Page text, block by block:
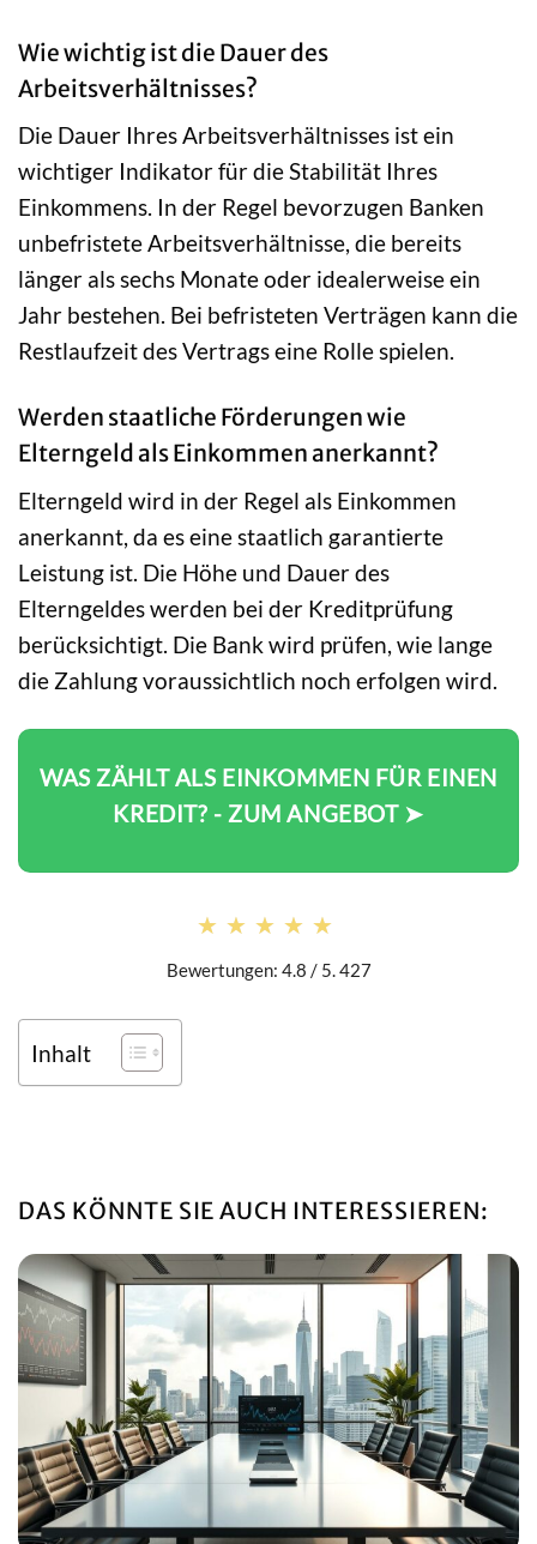
Wie wichtig ist die Dauer des
Arbeitsverhältnisses?
Die Dauer Ihres Arbeitsverhältnisses ist ein
wichtiger Indikator für die Stabilität Ihres
Einkommens. In der Regel bevorzugen Banken
unbefristete Arbeitsverhältnisse, die bereits
länger als sechs Monate oder idealerweise ein
Jahr bestehen. Bei befristeten Verträgen kann die
Restlaufzeit des Vertrags eine Rolle spielen.
Werden staatliche Förderungen wie
Elterngeld als Einkommen anerkannt?
Elterngeld wird in der Regel als Einkommen
anerkannt, da es eine staatlich garantierte
Leistung ist. Die Höhe und Dauer des
Elterngeldes werden bei der Kreditprüfung
berücksichtigt. Die Bank wird prüfen, wie lange
die Zahlung voraussichtlich noch erfolgen wird.
WAS ZÄHLT ALS EINKOMMEN FÜR EINEN
KREDIT? - ZUM ANGEBOT ➤
★★★★★
★★★★★
Bewertungen: 4.8 / 5. 427
Inhalt
DAS KÖNNTE SIE AUCH INTERESSIEREN: